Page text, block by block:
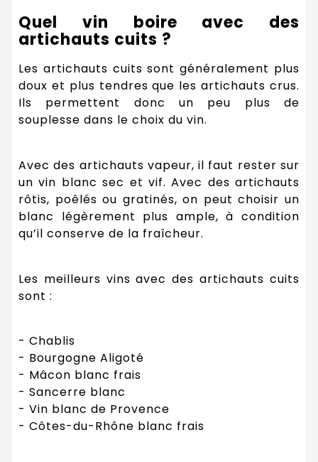
Quel vin boire avec des
artichauts cuits ?
Les artichauts cuits sont généralement plus
doux et plus tendres que les artichauts crus.
Ils permettent donc un peu plus de
souplesse dans le choix du vin.
Avec des artichauts vapeur, il faut rester sur
un vin blanc sec et vif. Avec des artichauts
rôtis, poêlés ou gratinés, on peut choisir un
blanc légèrement plus ample, à condition
qu’il conserve de la fraîcheur.
Les meilleurs vins avec des artichauts cuits
sont :
- Chablis
- Bourgogne Aligoté
- Mâcon blanc frais
- Sancerre blanc
- Vin blanc de Provence
- Côtes-du-Rhône blanc frais